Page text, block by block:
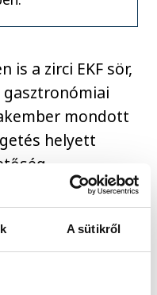
A sütikről
is a zirci EKF sör,
gasztronómiai
mondott
helyett
új sör négyféle
állt össze,
felel, a komló a
a
felső erjesztésű